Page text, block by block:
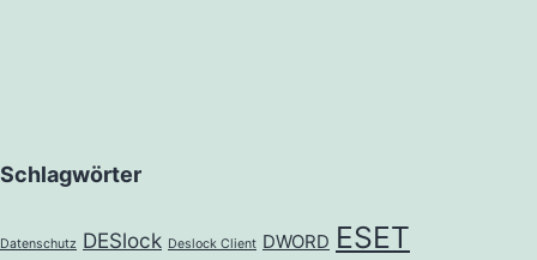
Schlagwörter
Datenschutz DESlock Deslock Client DWORD ESET